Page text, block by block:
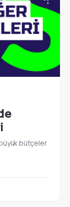
bütçeler